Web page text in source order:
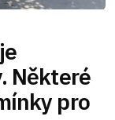
Některé
pro